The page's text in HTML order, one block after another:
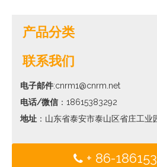
产品分类
联系我们
电子邮件:cnrm1@cnrm.net
电话/微信 ：18615383292
地址 ：山东省泰安市泰山区省庄工业
+ 86-